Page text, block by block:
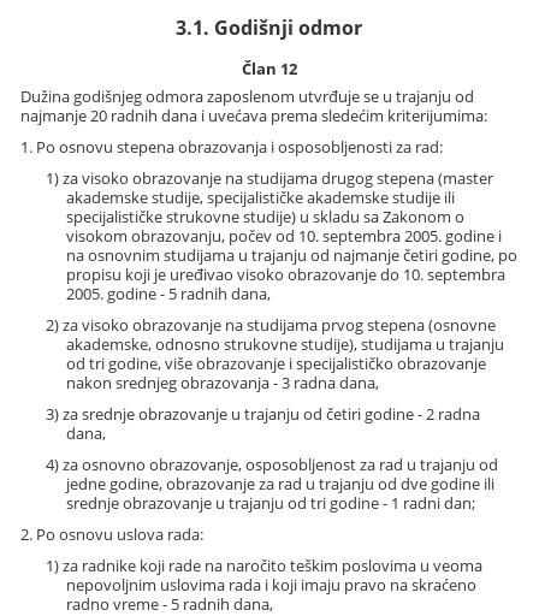
3.1. Godišnji odmor
Član 12
Dužina godišnjeg odmora zaposlenom utvrđuje se u trajanju od
najmanje 20 radnih dana i uvećava prema sledećim kriterijumima:
1. Po osnovu stepena obrazovanja i osposobljenosti za rad:
1) za visoko obrazovanje na studijama drugog stepena (master
akademske studije, specijalističke akademske studije ili
specijalističke strukovne studije) u skladu sa Zakonom o
visokom obrazovanju, počev od 10. septembra 2005. godine i
na osnovnim studijama u trajanju od najmanje četiri godine, po
propisu koji je uređivao visoko obrazovanje do 10. septembra
2005. godine - 5 radnih dana,
2) za visoko obrazovanje na studijama prvog stepena (osnovne
akademske, odnosno strukovne studije), studijama u trajanju
od tri godine, više obrazovanje i specijalističko obrazovanje
nakon srednjeg obrazovanja - 3 radna dana,
3) za srednje obrazovanje u trajanju od četiri godine - 2 radna
dana,
4) za osnovno obrazovanje, osposobljenost za rad u trajanju od
jedne godine, obrazovanje za rad u trajanju od dve godine ili
srednje obrazovanje u trajanju od tri godine - 1 radni dan;
2. Po osnovu uslova rada:
1) za radnike koji rade na naročito teškim poslovima u veoma
nepovoljnim uslovima rada i koji imaju pravo na skraćeno
radno vreme - 5 radnih dana,